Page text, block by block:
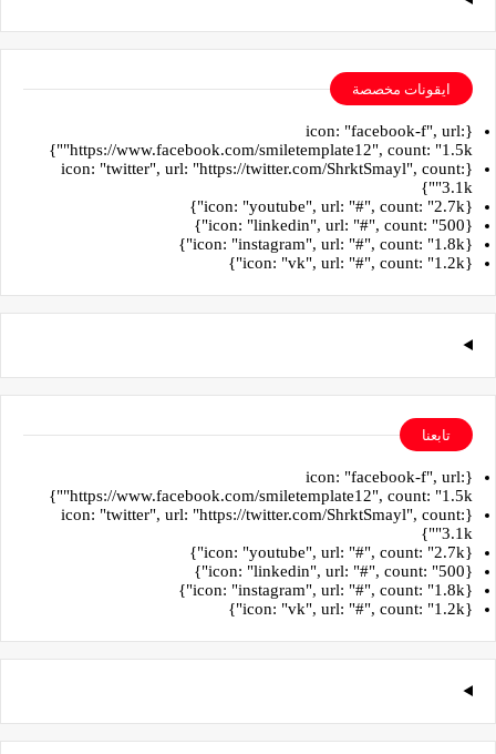
ايقونات مخصصة
{icon: "facebook-f", url:
"https://www.facebook.com/smiletemplate12", count: "1.5k"}
{icon: "twitter", url: "https://twitter.com/ShrktSmayl", count:
"3.1k"}
{icon: "youtube", url: "#", count: "2.7k"}
{icon: "linkedin", url: "#", count: "500"}
{icon: "instagram", url: "#", count: "1.8k"}
{icon: "vk", url: "#", count: "1.2k"}
تابعنا
{icon: "facebook-f", url:
"https://www.facebook.com/smiletemplate12", count: "1.5k"}
{icon: "twitter", url: "https://twitter.com/ShrktSmayl", count:
"3.1k"}
{icon: "youtube", url: "#", count: "2.7k"}
{icon: "linkedin", url: "#", count: "500"}
{icon: "instagram", url: "#", count: "1.8k"}
{icon: "vk", url: "#", count: "1.2k"}